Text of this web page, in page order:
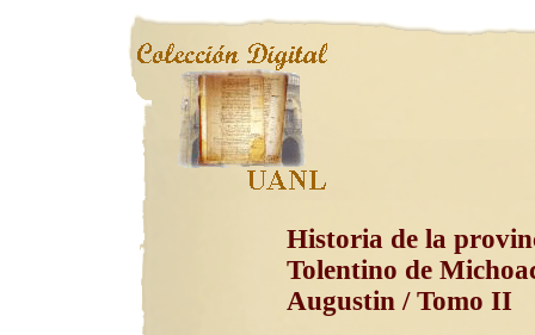
Historia de la
Tolentino de
Augustin / Tomo II